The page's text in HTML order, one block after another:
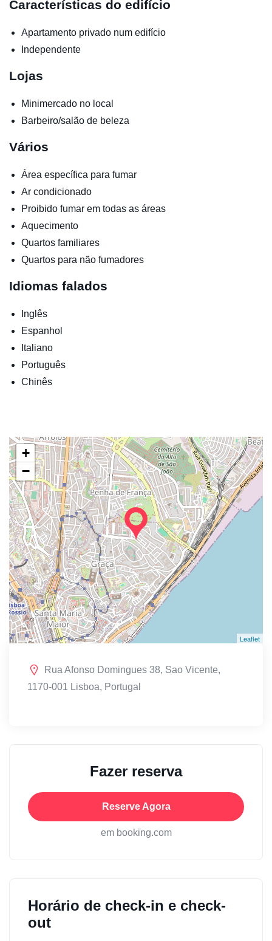
Características do edifício
Apartamento privado num edifício
Independente
Lojas
Minimercado no local
Barbeiro/salão de beleza
Vários
Área específica para fumar
Ar condicionado
Proibido fumar em todas as áreas
Aquecimento
Quartos familiares
Quartos para não fumadores
Idiomas falados
Inglês
Espanhol
Italiano
Português
Chinês
+
−
Leaflet
Rua Afonso Domingues 38, Sao Vicente,
1170-001 Lisboa, Portugal
Fazer reserva
Reserve Agora
em booking.com
Horário de check-in e check-
out